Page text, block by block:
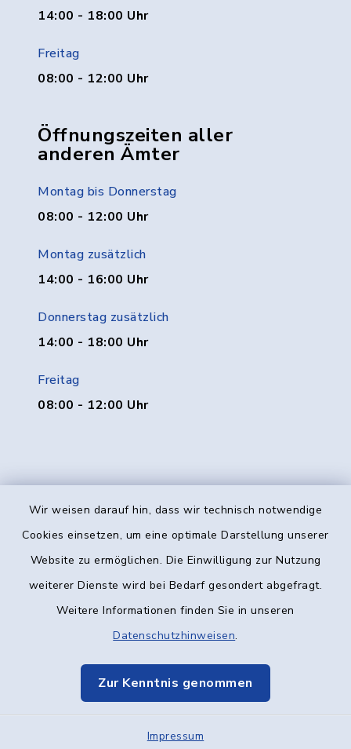
Wir weisen darauf hin, dass wir technisch notwendige
Cookies einsetzen, um eine optimale Darstellung unserer
Website zu ermöglichen. Die Einwilligung zur Nutzung
weiterer Dienste wird bei Bedarf gesondert abgefragt.
Weitere Informationen finden Sie in unseren
Datenschutzhinweisen.
Zur Kenntnis genommen
Impressum
14:00 - 18:00 Uhr
Freitag
08:00 - 12:00 Uhr
Öffnungszeiten aller
anderen Ämter
Montag bis Donnerstag
08:00 - 12:00 Uhr
Montag zusätzlich
14:00 - 16:00 Uhr
Donnerstag zusätzlich
14:00 - 18:00 Uhr
Freitag
08:00 - 12:00 Uhr
Kontakt
Datenschutz
Elektronische Kommunikation
Sitemap